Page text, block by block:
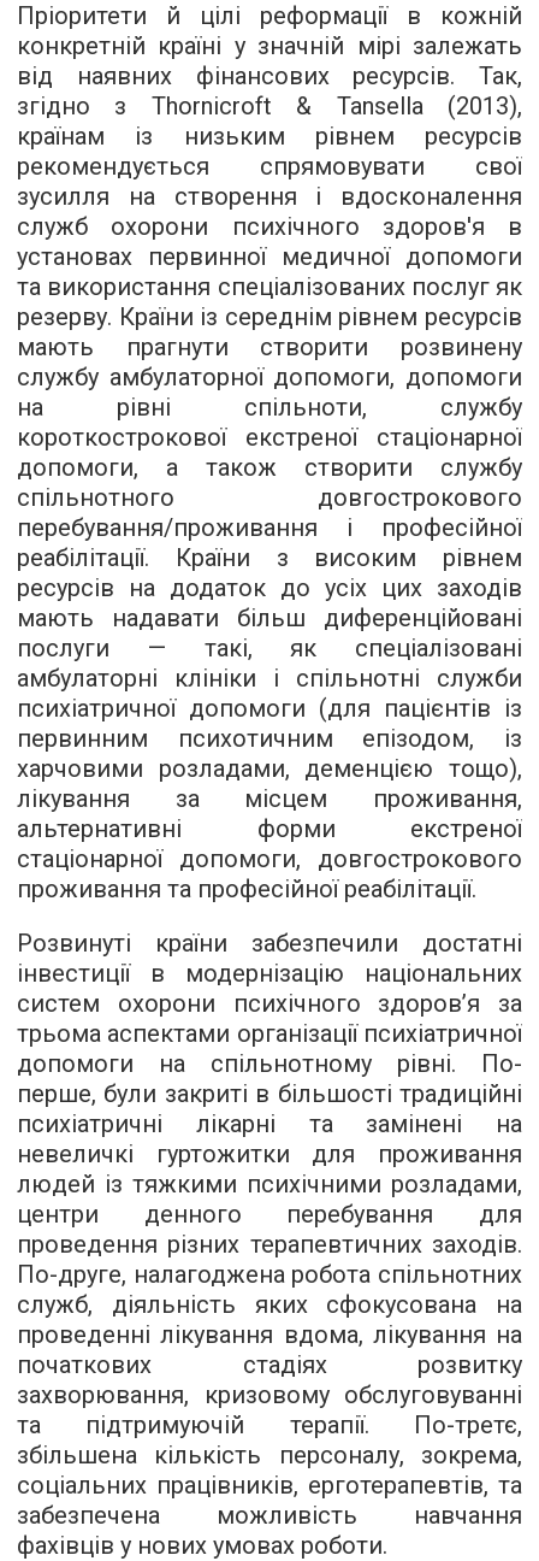
Пріоритети й цілі реформації в кожній
конкретній країні у значній мірі залежать
від наявних фінансових ресурсів. Так,
згідно з Thornicroft & Tansella (2013),
країнам із низьким рівнем ресурсів
рекомендується спрямовувати свої
зусилля на створення і вдосконалення
служб охорони психічного здоров'я в
установах первинної медичної допомоги
та використання спеціалізованих послуг як
резерву. Країни із середнім рівнем ресурсів
мають прагнути створити розвинену
службу амбулаторної допомоги, допомоги
на рівні спільноти, службу
короткострокової екстреної стаціонарної
допомоги, а також створити службу
спільнотного довгострокового
перебування/проживання і професійної
реабілітації. Країни з високим рівнем
ресурсів на додаток до усіх цих заходів
мають надавати більш диференційовані
послуги — такі, як спеціалізовані
амбулаторні клініки і спільнотні служби
психіатричної допомоги (для пацієнтів із
первинним психотичним епізодом, із
харчовими розладами, деменцією тощо),
лікування за місцем проживання,
альтернативні форми екстреної
стаціонарної допомоги, довгострокового
проживання та професійної реабілітації.
Розвинуті країни забезпечили достатні
інвестиції в модернізацію національних
систем охорони психічного здоров’я за
трьома аспектами організації психіатричної
допомоги на спільнотному рівні. По-
перше, були закриті в більшості традиційні
психіатричні лікарні та замінені на
невеличкі гуртожитки для проживання
людей із тяжкими психічними розладами,
центри денного перебування для
проведення різних терапевтичних заходів.
По-друге, налагоджена робота спільнотних
служб, діяльність яких сфокусована на
проведенні лікування вдома, лікування на
початкових стадіях розвитку
захворювання, кризовому обслуговуванні
та підтримуючій терапії. По-третє,
збільшена кількість персоналу, зокрема,
соціальних працівників, ерготерапевтів, та
забезпечена можливість навчання
фахівців у нових умовах роботи.